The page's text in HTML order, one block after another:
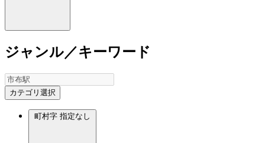
ジャンル／キーワード
カテゴリ選択
町村字 指定なし